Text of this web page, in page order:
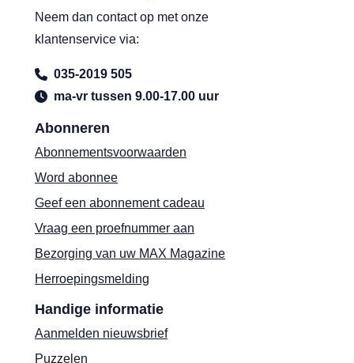
Abonneren
Abonnementsvoorwaarden
Word abonnee
Geef een abonnement cadeau
Vraag een proefnummer aan
Bezorging van uw MAX Magazine
Herroepingsmelding
Handige informatie
Aanmelden nieuwsbrief
Puzzelen
Neem dan contact op met onze
klantenservice via:
035-2019 505
ma-vr tussen 9.00-17.00 uur